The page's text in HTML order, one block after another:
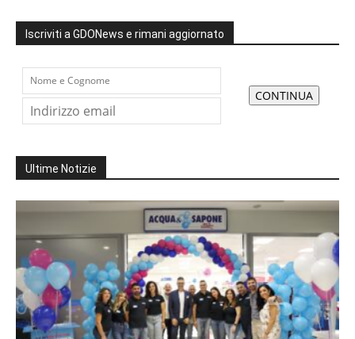
Iscriviti a GDONews e rimani aggiornato
Ultime Notizie